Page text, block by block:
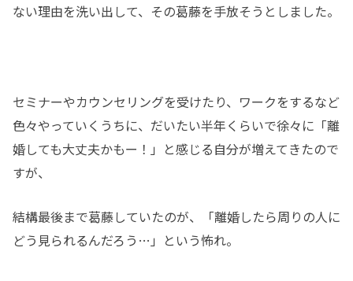
ない理由を洗い出して、その葛藤を手放そうとしました。
セミナーやカウンセリングを受けたり、ワークをするなど
色々やっていくうちに、だいたい半年くらいで徐々に「離
婚しても大丈夫かもー！」と感じる自分が増えてきたので
すが、
結構最後まで葛藤していたのが、「離婚したら周りの人に
どう見られるんだろう…」という怖れ。